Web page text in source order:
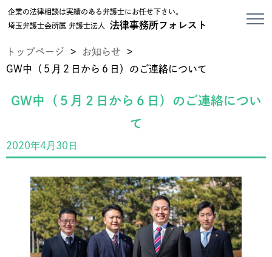
企業の法律相談は実績のある弁護士にお任せ下さい。
埼玉弁護士会所属 弁護士法人
法律事務所フォレスト
トップページ > お知らせ
>
GW中（５月２日から６日）のご連絡について
GW中（５月２日から６日）のご連絡につい
て
2020年4月30日